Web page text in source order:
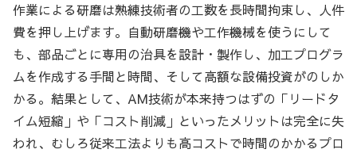
作業による研磨は熟練技術者の工数を長時間拘束し、人件
費を押し上げます。自動研磨機や工作機械を使うにして
も、部品ごとに専用の治具を設計・製作し、加工プログラ
ムを作成する手間と時間、そして高額な設備投資がのしか
かる。結果として、AM技術が本来持つはずの「リードタ
イム短縮」や「コスト削減」といったメリットは完全に失
われ、むしろ従来工法よりも高コストで時間のかかるプロ